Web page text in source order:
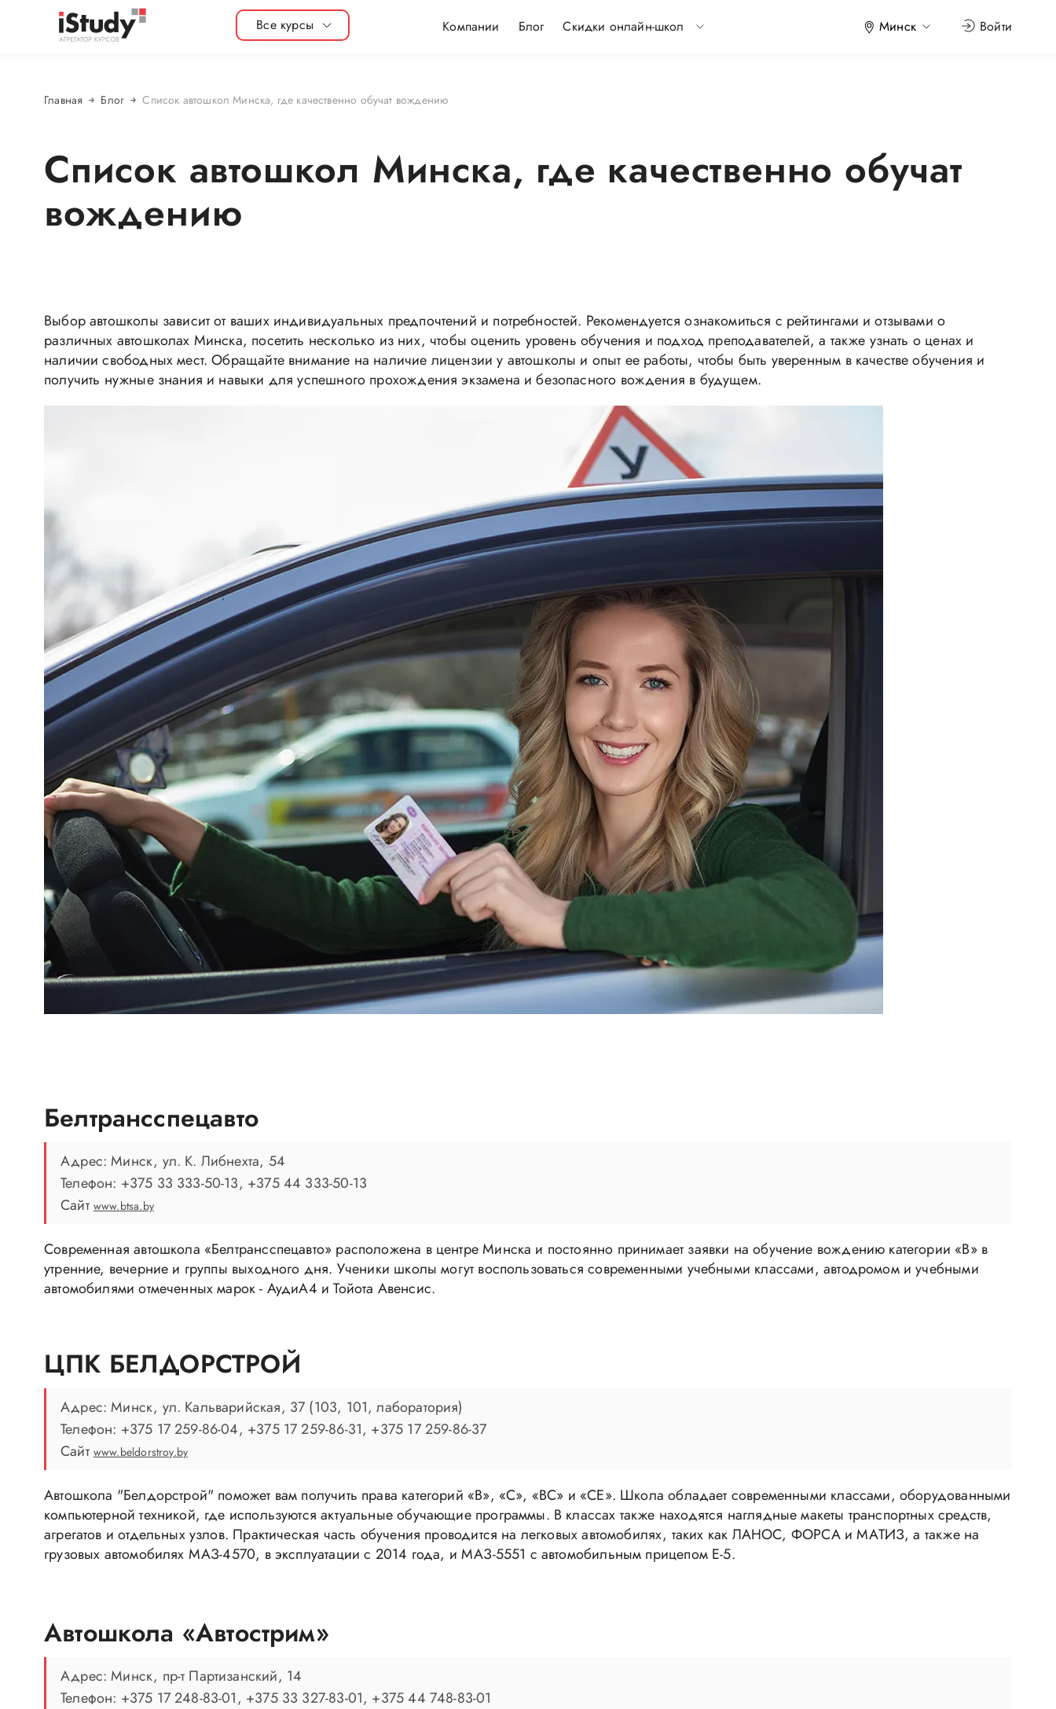
Все курсы Компании Блог Скидки онлайн-школ Минск Войти
Главная Блог Список автошкол Минска, где качественно обучат вождению
Список автошкол Минска, где качественно обучат
вождению
Выбор автошколы зависит от ваших индивидуальных предпочтений и потребностей. Рекомендуется ознакомиться с рейтингами и отзывами о
различных автошколах Минска, посетить несколько из них, чтобы оценить уровень обучения и подход преподавателей, а также узнать о ценах и
наличии свободных мест. Обращайте внимание на наличие лицензии у автошколы и опыт ее работы, чтобы быть уверенным в качестве обучения и
получить нужные знания и навыки для успешного прохождения экзамена и безопасного вождения в будущем.
Белтрансспецавто
Адрес: Минск, ул. К. Либнехта, 54
Телефон: +375 33 333-50-13, +375 44 333-50-13
Сайт www.btsa.by
Современная автошкола «Белтрансспецавто» расположена в центре Минска и постоянно принимает заявки на обучение вождению категории «В» в
утренние, вечерние и группы выходного дня. Ученики школы могут воспользоваться современными учебными классами, автодромом и учебными
автомобилями отмеченных марок - АудиА4 и Тойота Авенсис.
ЦПК БЕЛДОРСТРОЙ
Адрес: Минск, ул. Кальварийская, 37 (103, 101, лаборатория)
Телефон: +375 17 259-86-04, +375 17 259-86-31, +375 17 259-86-37
Сайт www.beldorstroy.by
Автошкола "Белдорстрой" поможет вам получить права категорий «В», «С», «ВС» и «СЕ». Школа обладает современными классами, оборудованными
компьютерной техникой, где используются актуальные обучающие программы. В классах также находятся наглядные макеты транспортных средств,
агрегатов и отдельных узлов. Практическая часть обучения проводится на легковых автомобилях, таких как ЛАНОС, ФОРСА и МАТИЗ, а также на
грузовых автомобилях МАЗ-4570, в эксплуатации с 2014 года, и МАЗ-5551 с автомобильным прицепом Е-5.
Автошкола «Автострим»
Адрес: Минск, пр-т Партизанский, 14
Телефон: +375 17 248-83-01, +375 33 327-83-01, +375 44 748-83-01